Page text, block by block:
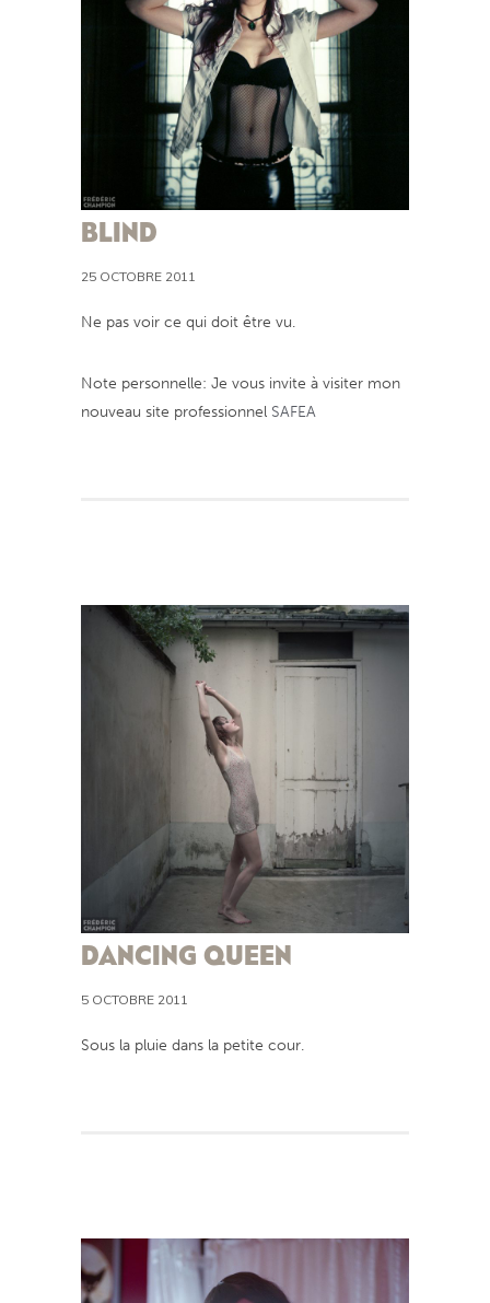
BLIND
25 OCTOBRE 2011
Ne pas voir ce qui doit être vu.
Note personnelle: Je vous invite à visiter mon
nouveau site professionnel SAFEA
DANCING QUEEN
5 OCTOBRE 2011
Sous la pluie dans la petite cour.